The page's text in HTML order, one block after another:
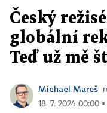
Český
globální
Teď už mě
Michael Mareš
18. 7. 2024 00:00